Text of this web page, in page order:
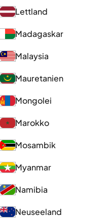
Lettland
Madagaskar
Malaysia
Mauretanien
Mongolei
Marokko
Mosambik
Myanmar
Namibia
Neuseeland